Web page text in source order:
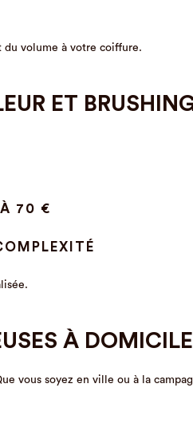
volume à votre coiffure.
ET
70 €
À DOMICILE
vous soyez en ville ou à la